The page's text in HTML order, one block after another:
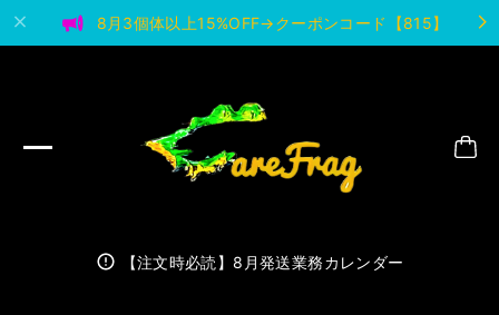
8月3個体以上15%OFF→クーポンコード【815】
【注文時必読】8月発送業務カレンダー